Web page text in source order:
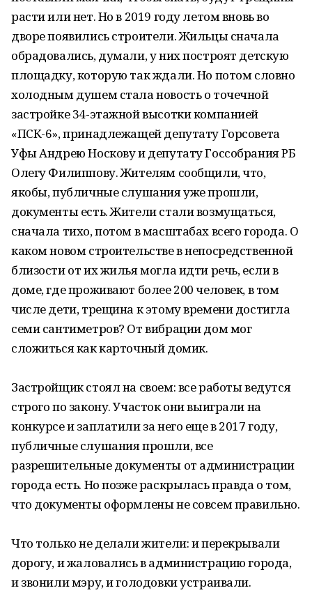
расти или нет. Но в 2019 году летом вновь во
дворе появились строители. Жильцы сначала
обрадовались, думали, у них построят детскую
площадку, которую так ждали. Но потом словно
холодным душем стала новость о точечной
застройке 34-этажной высотки компанией
«ПСК-6», принадлежащей депутату Горсовета
Уфы Андрею Носкову и депутату Госсобрания РБ
Олегу Филиппову. Жителям сообщили, что,
якобы, публичные слушания уже прошли,
документы есть. Жители стали возмущаться,
сначала тихо, потом в масштабах всего города. О
каком новом строительстве в непосредственной
близости от их жилья могла идти речь, если в
доме, где проживают более 200 человек, в том
числе дети, трещина к этому времени достигла
семи сантиметров? От вибрации дом мог
сложиться как карточный домик.
Застройщик стоял на своем: все работы ведутся
строго по закону. Участок они выиграли на
конкурсе и заплатили за него еще в 2017 году,
публичные слушания прошли, все
разрешительные документы от администрации
города есть. Но позже раскрылась правда о том,
что документы оформлены не совсем правильно.
Что только не делали жители: и перекрывали
дорогу, и жаловались в администрацию города,
и звонили мэру, и голодовки устраивали.